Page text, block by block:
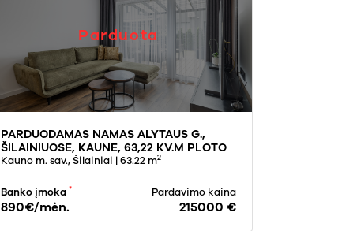
Parduota
PARDUODAMAS NAMAS ALYTAUS G.,
ŠILAINIUOSE, KAUNE, 63,22 KV.M PLOTO
Kauno m. sav., Šilainiai | 63.22 m2
Banko įmoka *
890€/mėn.
Pardavimo kaina
215000 €